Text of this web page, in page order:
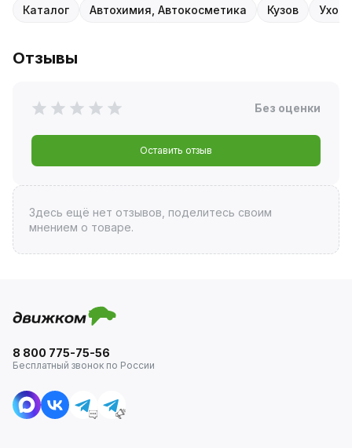
Каталог Автохимия, Автокосметика Кузов Уход
Отзывы
Без оценки
Оставить отзыв
Здесь ещё нет отзывов, поделитесь своим
мнением о товаре.
8 800 775-75-56
Бесплатный звонок по России